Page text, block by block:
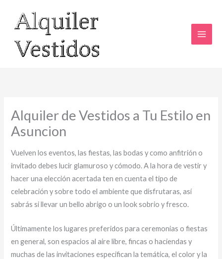
contenido
Alquiler de Vestidos a Tu Estilo en
Asuncion
Vuelven los eventos, las fiestas, las bodas y como anfitrión o
invitado debes lucir glamuroso y cómodo. A la hora de vestir y
hacer una elección acertada ten en cuenta el tipo de
celebración y sobre todo el ambiente que disfrutaras, así
sabrás si llevar un bello abrigo o un look sobrio y fresco.
Últimamente los lugares preferidos para ceremonias o fiestas
en general, son espacios al aire libre, fincas o haciendas y
muchas de las invitaciones especifican la temática, el color y la